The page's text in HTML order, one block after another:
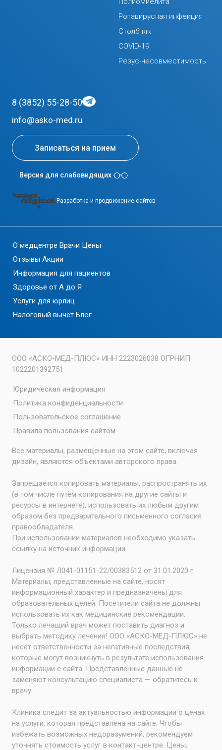
Ротавирусная инфекция
Столбняк
COVID-19
Резус-несовместимость
8 (3852) 55-28-50
info@asko-med.ru
Записаться на прием
Версия для слабовидящих
Разработка и продвижение сайтов
О медцентре Врачи Цены
Отзывы Акции
Информация для пациентов
Здоровье от А до Я
Услуги для юрлиц
Налоговый вычет Блог
ООО «АСКО-МЕД-ПЛЮС» ИНН 2223026038 ОГРНИП
1022201392751
Юридическая информация
Политика конфиденциальности
Пользовательское соглашение
Правила пользования сайтом
Все материалы, размещённые на этом сайте, включая
дизайн, являются объектами авторского права.
Запрещается копировать материалы, распространять их
(в том числе путём копирования на другие сайты и
ресурсы в интернете), использовать их любым другим
образом без предварительного письменного согласия
правообладателя.
При использовании материалов необходимо указать
ссылку на источник информации.
Лицензия № Л041-01151-22/00383512 от 31.01.2020 г.
Материалы, представленные на сайте, носят
информационный характер и предназначены для
образовательных целей. Посетители сайта не должны
использовать их как медицинские рекомендации.
Только лечащий врач может поставить диагноз и
выбрать методику лечения! ООО «АСКО-МЕД-ПЛЮС» не
несёт ответственности за негативные последствия,
которые могут возникнуть в результате использования
информации с сайта. Представленные данные не
заменяют консультацию специалиста — обратитесь к
врачу.
Клиника следит за актуальностью информации о ценах
на услуги, которая представлена на сайте. Чтобы
избежать возможных недоразумений, рекомендуем
уточнять стоимость услуг в контакт-центре. Цены,